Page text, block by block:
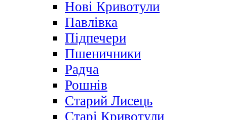
Нові Кривотули
Павлівка
Підпечери
Пшеничники
Радча
Рошнів
Старий Лисець
Старі Кривотули